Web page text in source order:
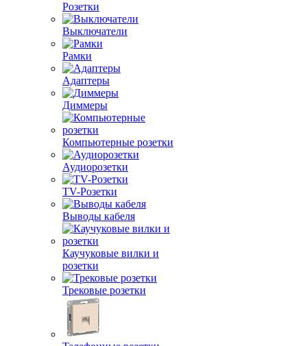
Розетки
Выключатели
Рамки
Адаптеры
Диммеры
Компьютерные розетки
Аудиорозетки
TV-Розетки
Выводы кабеля
Каучуковые вилки и
розетки
Трековые розетки